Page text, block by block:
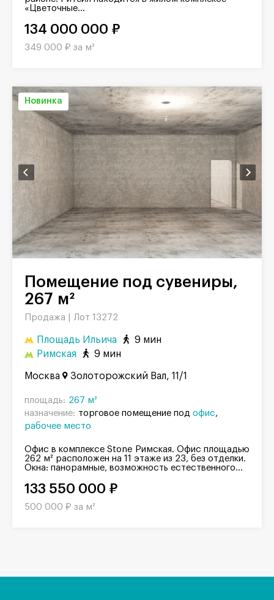
«Цветочные...
134 000 000 ₽
349 000 ₽ за м²
Новинка
Помещение под сувениры,
267 м²
Продажа | Лот 13272
Площадь Ильича
9 мин
Римская
9 мин
Москва Золоторожский Вал, 11/1
площадь: 267 м²
назначение: торговое помещение под офис
рабочее место
Офис в комплексе Stone Римская. Офис площадью
262 м² расположен на 11 этаже из 23, без отделки.
Окна: панорамные, возможность естественного...
133 550 000 ₽
500 000 ₽ за м²